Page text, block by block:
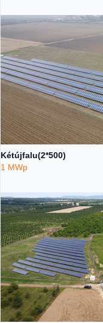
Kétújfalu(2*500)
1 MWp